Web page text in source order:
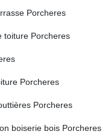
Porcheres
toiture Porcheres
Porcheres
Porcheres
boiserie bois Porcheres